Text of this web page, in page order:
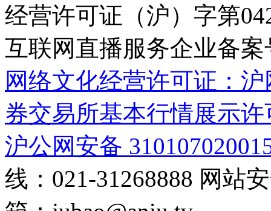
经营许可证（沪）字第
互联网直播服务企业备案
网络文化经营许可证：
券交易所基本行情展示许
沪公网安备
线：021-31268888 网站